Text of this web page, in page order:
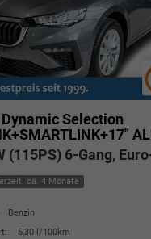
Dynamic Selection
(115PS) 6-Gang,
ca. 4 Monate
Benzin
5,30 l/100km